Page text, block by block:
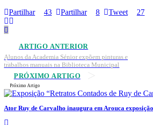
Partilhar
43 Partilhar 8 Tweet 27
ARTIGO ANTERIOR
Alunos da Academia Sénior expõem pinturas e
trabalhos manuais na Biblioteca Municipal
PRÓXIMO ARTIGO
Próximo Artigo
Ator Ruy de Carvalho inaugura em Arouca